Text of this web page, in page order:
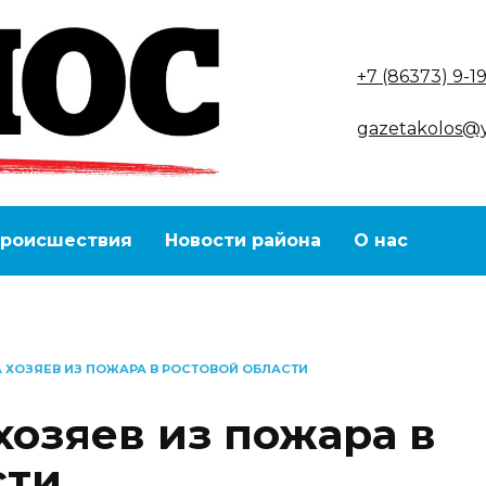
+7 (86373) 9-
Новости района О нас
ИЗ ПОЖАРА В РОСТОВОЙ ОБЛАСТИ
из пожара в